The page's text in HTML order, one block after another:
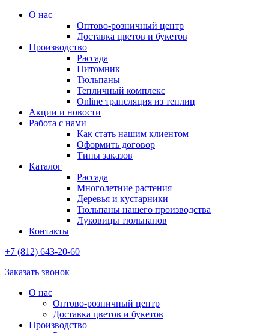
О нас
Оптово-розничный центр
Доставка цветов и букетов
Производство
Рассада
Питомник
Тюльпаны
Тепличный комплекс
Online трансляция из теплиц
Акции и новости
Работа с нами
Как стать нашим клиентом
Оформить договор
Типы заказов
Каталог
Рассада
Многолетние растения
Деревья и кустарники
Тюльпаны нашего производства
Луковицы тюльпанов
Контакты
+7 (812) 643-20-60
Заказать звонок
О нас
Оптово-розничный центр
Доставка цветов и букетов
Производство